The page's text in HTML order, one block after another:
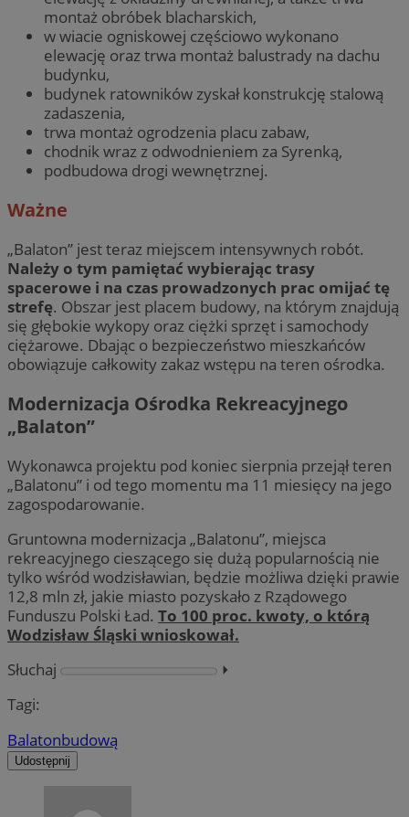
montaż obróbek blacharskich,
w wiacie ogniskowej częściowo wykonano
elewację oraz trwa montaż balustrady na dachu
budynku,
budynek ratowników zyskał konstrukcję stalową
zadaszenia,
trwa montaż ogrodzenia placu zabaw,
chodnik wraz z odwodnieniem za Syrenką,
podbudowa drogi wewnętrznej.
Ważne
„Balaton” jest teraz miejscem intensywnych robót.
Należy o tym pamiętać wybierając trasy
spacerowe i na czas prowadzonych prac omijać tę
strefę. Obszar jest placem budowy, na którym znajdują
się głębokie wykopy oraz ciężki sprzęt i samochody
ciężarowe. Dbając o bezpieczeństwo mieszkańców
obowiązuje całkowity zakaz wstępu na teren ośrodka.
Modernizacja Ośrodka Rekreacyjnego
„Balaton”
Wykonawca projektu pod koniec sierpnia przejął teren
„Balatonu” i od tego momentu ma 11 miesięcy na jego
zagospodarowanie.
Gruntowna modernizacja „Balatonu”, miejsca
rekreacyjnego cieszącego się dużą popularnością nie
tylko wśród wodzisławian, będzie możliwa dzięki prawie
12,8 mln zł, jakie miasto pozyskało z Rządowego
Funduszu Polski Ład. To 100 proc. kwoty, o którą
Wodzisław Śląski wnioskował.
Słuchaj
⏵︎
Tagi:
Balatonbudową
Udostępnij